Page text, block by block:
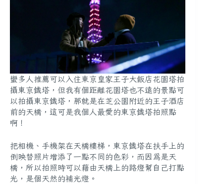
蠻多人推薦可以入住東京皇家王子大飯店花園塔拍
攝東京鐵塔，但我有個距離花園塔也不遠的景點可
以拍攝東京鐵塔，那就是在芝公園附近的王子酒店
前的天橋，這可是我個人最愛的東京鐵塔拍照點
啊！
把相機、手機架在天橋樓梯，東京鐵塔在扶手上的
倒映替照片增添了一點不同的色彩，而因為是天
橋，所以拍照時可以藉由天橋上的路燈幫自己打點
光，是個天然的補光燈。